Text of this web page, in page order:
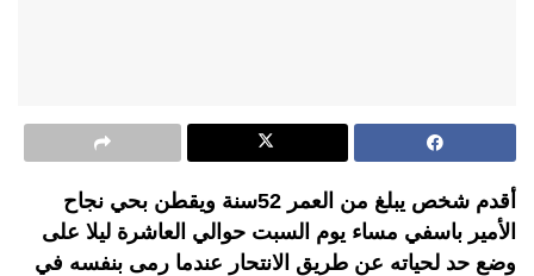
أقدم شخص يبلغ من العمر 52سنة ويقطن بحي نجاح
الأمير باسفي مساء يوم السبت حوالي العاشرة ليلا على
وضع حد لحياته عن طريق الانتحار عندما رمى بنفسه في